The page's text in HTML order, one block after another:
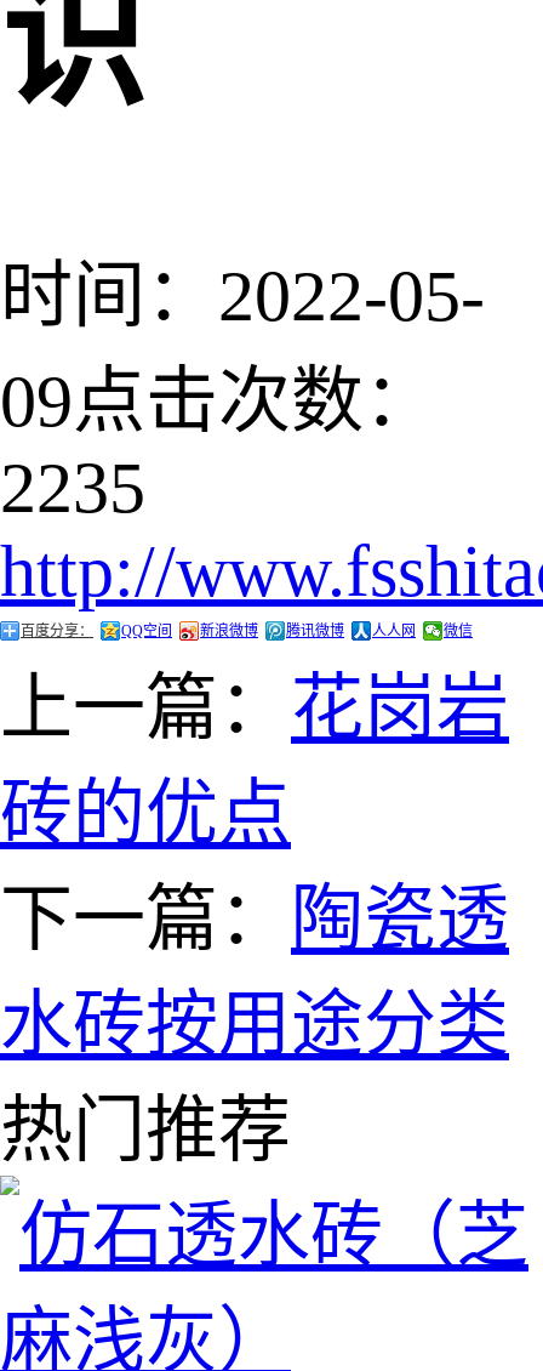
识
时间：2022-05-
09点击次数：
2235
http://
百度分享： QQ空间 新浪微博 腾讯微博 人人网 微信
上一篇： 花岗岩
砖的优点
下一篇：
陶瓷透
水砖按用途分类
热门推荐